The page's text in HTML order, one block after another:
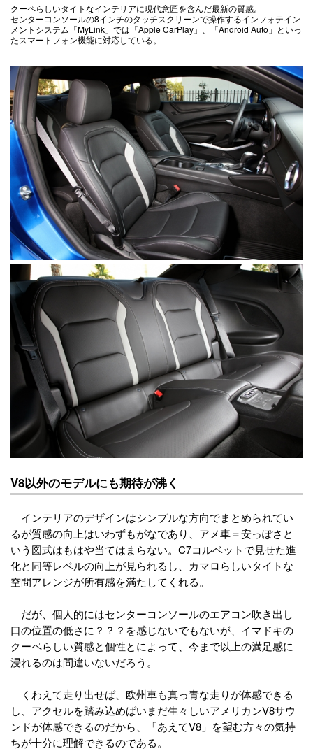
クーペらしいタイトなインテリアに現代意匠を含んだ最新の質感。
センターコンソールの8インチのタッチスクリーンで操作するインフォテイン
メントシステム「MyLink」では「Apple CarPlay」、「Android Auto」といっ
たスマートフォン機能に対応している。
V8以外のモデルにも期待が沸く
インテリアのデザインはシンプルな方向でまとめられてい
るが質感の向上はいわずもがなであり、アメ車＝安っぽさと
いう図式はもはや当てはまらない。C7コルベットで見せた進
化と同等レベルの向上が見られるし、カマロらしいタイトな
空間アレンジが所有感を満たしてくれる。
だが、個人的にはセンターコンソールのエアコン吹き出し
口の位置の低さに？？？を感じないでもないが、イマドキの
クーペらしい質感と個性とによって、今まで以上の満足感に
浸れるのは間違いないだろう。
くわえて走り出せば、欧州車も真っ青な走りが体感できる
し、アクセルを踏み込めばいまだ生々しいアメリカンV8サウ
ンドが体感できるのだから、「あえてV8」を望む方々の気持
ちが十分に理解できるのである。